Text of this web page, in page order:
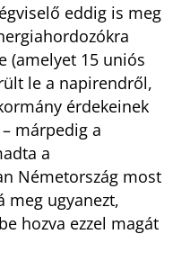
eddig is meg
(amelyet 15 uniós
le a napirendről,
érdekeinek
márpedig a
a
Németország most
meg ugyanezt,
hozva ezzel magát